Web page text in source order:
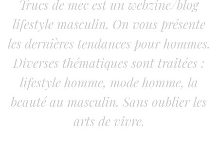
Trucs de mec est un webzine/blog
lifestyle masculin. On vous présente
les dernières tendances pour hommes.
Diverses thématiques sont traitées :
lifestyle homme, mode homme, la
beauté au masculin. Sans oublier les
arts de vivre.